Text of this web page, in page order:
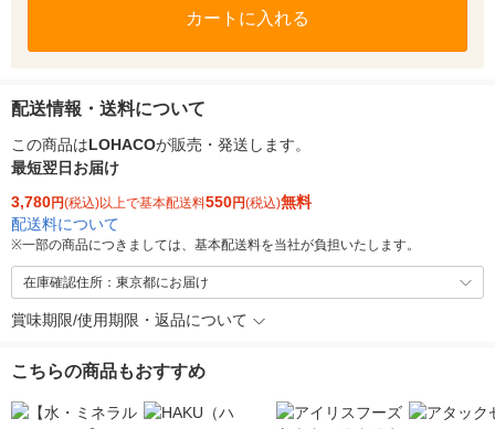
カートに入れる
配送情報・送料について
この商品はLOHACOが販売・発送します。
最短翌日お届け
3,780円(税込)以上で基本配送料550円(税込)無料
配送料について
※一部の商品につきましては、基本配送料を当社が負担いたします。
在庫確認住所：東京都にお届け
賞味期限/使用期限・返品について
こちらの商品もおすすめ